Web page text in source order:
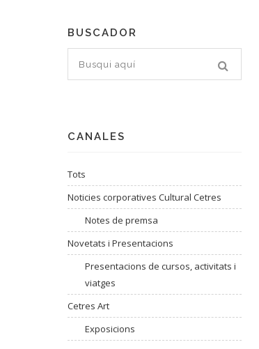
BUSCADOR
CANALES
Tots
Noticies corporatives Cultural Cetres
Notes de premsa
Novetats i Presentacions
Presentacions de cursos, activitats i
viatges
Cetres Art
Exposicions